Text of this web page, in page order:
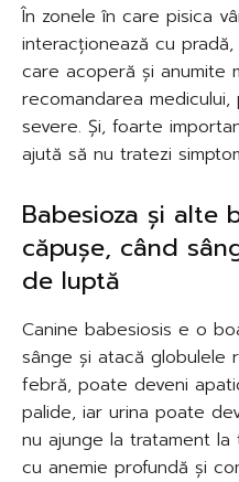
În zonele în care pisica
interacționează cu
care acoperă și anumite
recomandarea
severe. Și, foarte
ajută să nu tratezi
Babesioza și alte
căpușe, când
de luptă
Canine babesiosis e o
sânge și atacă globulele
febră, poate deveni
palide, iar urina poate
nu ajunge la tratament
cu anemie profundă și